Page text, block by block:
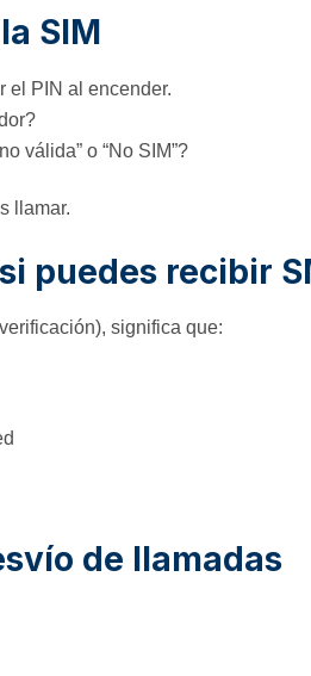
SIM
PIN al encender.
válida” o “No SIM”?
llamar.
puedes recibir
significa que:
de llamadas